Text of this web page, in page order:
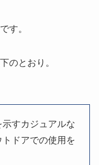
す。
のとおり。
すカジュアルな
ドアでの使用を